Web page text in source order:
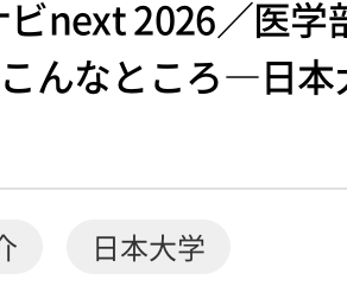
ビnext 2026／医学
んなところ―日本
日本大学